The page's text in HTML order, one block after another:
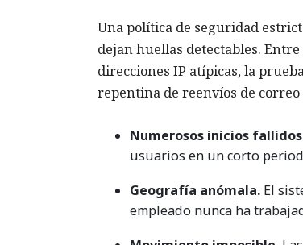
Una política de seguridad
dejan huellas detectables.
direcciones IP atípicas, la
repentina de reenvíos de
Numerosos inicios
usuarios en un corto
Geografía anómala. El
empleado nunca ha